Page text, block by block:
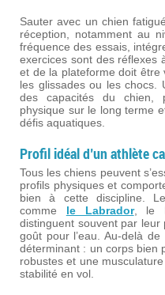
Sauter avec un chien
réception, notamment au
fréquence des essais,
exercices sont des réflexes
et de la plateforme doit être
les glissades ou les chocs.
des capacités du chien,
physique sur le long terme
défis aquatiques.
Profil idéal d’un athlète
Tous les chiens peuvent
profils physiques et
bien à cette discipline.
comme le Labrador, le
distinguent souvent par
goût pour l’eau. Au-delà
déterminant : un corps bien
robustes et une
stabilité en vol.